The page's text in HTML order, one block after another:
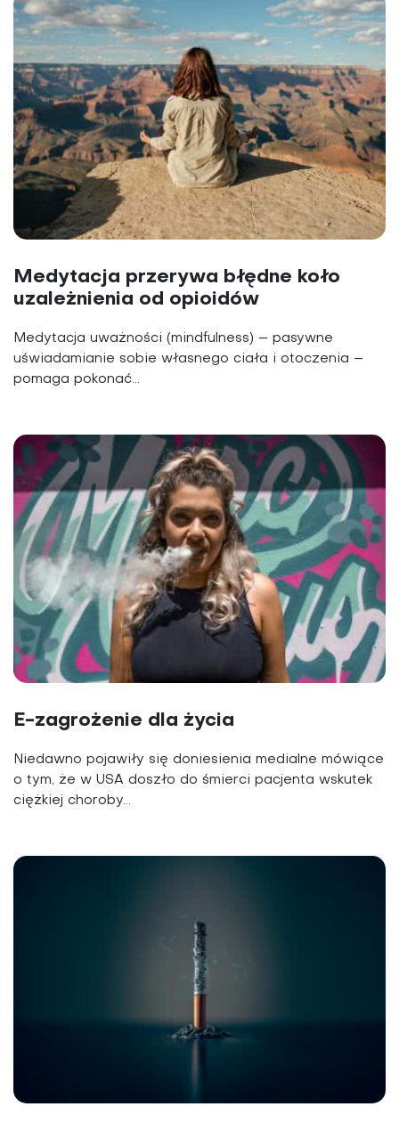
Medytacja przerywa błędne koło
uzależnienia od opioidów
Medytacja uważności (mindfulness) – pasywne
uświadamianie sobie własnego ciała i otoczenia –
pomaga pokonać...
E-zagrożenie dla życia
Niedawno pojawiły się doniesienia medialne mówiące
o tym, że w USA doszło do śmierci pacjenta wskutek
ciężkiej choroby...